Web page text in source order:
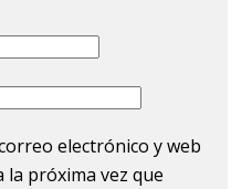
electrónico y web
próxima vez que